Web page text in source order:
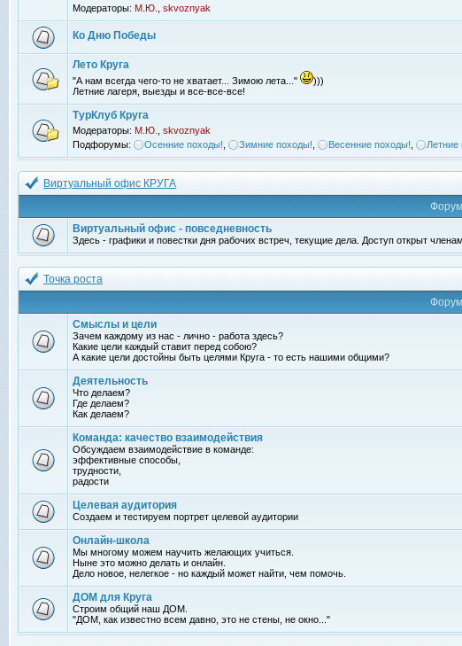
Модераторы: М.Ю. skvoznyak
Ко Дню Победы
Лето Круга
"А нам всегда чего-то не хватает... Зимою лета..."
)))
Летние лагеря, выезды и все-все-все!
ТурКлуб Круга
Модераторы: М.Ю.
skvoznyak
Подфорумы:
Осенние походы! Зимние походы! Весенние походы! Летние
Виртуальный офис КРУГА
Форум
Виртуальный офис - повседневность
Здесь - графики и повестки дня рабочих встреч, текущие дела. Доступ открыт
Точка роста
Форум
Смыслы и цели
Зачем каждому из нас - лично - работа здесь?
Какие цели каждый ставит перед собою?
А какие цели достойны быть целями Круга - то есть нашими общими?
Деятельность
Что делаем?
Где делаем?
Как делаем?
Команда: качество взаимодействия
Обсуждаем взаимодействие в команде:
эффективные способы,
трудности,
радости
Целевая аудитория
Создаем и тестируем портрет целевой аудитории
Онлайн-школа
Мы многому можем научить желающих учиться.
Ныне это можно делать и онлайн.
Дело новое, нелегкое - но каждый может найти, чем помочь.
ДОМ для Круга
Строим общий наш ДОМ.
"ДОМ, как известно всем давно, это не стены, не окно..."